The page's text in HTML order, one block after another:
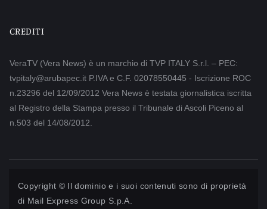
CREDITI
VeraTV (Vera News) è un marchio di TVP ITALY S.r.l. – PEC:
tvpitaly@arubapec.it P.IVA e C.F. 02078550445 - Iscrizione ROC
n.23296 del 12/09/2012 Vera News è testata giornalistica iscritta
al Registro della Stampa presso il Tribunale di Ascoli Piceno al
n.503 del 14/08/2012.
Copyright © Il dominio e i suoi contenuti sono di proprietà
di Mail Express Group S.p.A.